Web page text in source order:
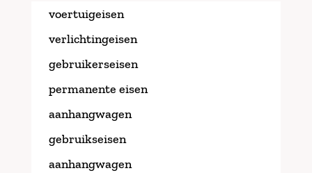
voertuigeisen
verlichtingeisen
gebruikerseisen
permanente eisen
aanhangwagen
gebruikseisen
aanhangwagen